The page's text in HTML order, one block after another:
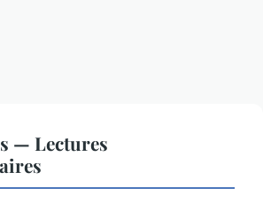
— Lectures